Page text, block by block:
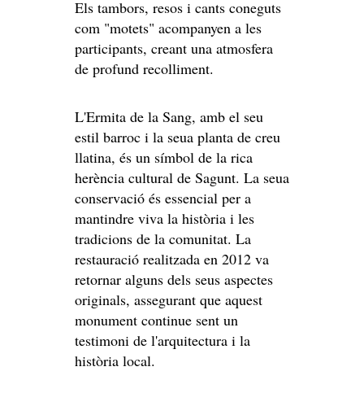
Els tambors, resos i cants coneguts
com "motets" acompanyen a les
participants, creant una atmosfera
de profund recolliment.
L'Ermita de la Sang, amb el seu
estil barroc i la seua planta de creu
llatina, és un símbol de la rica
herència cultural de Sagunt. La seua
conservació és essencial per a
mantindre viva la història i les
tradicions de la comunitat. La
restauració realitzada en 2012 va
retornar alguns dels seus aspectes
originals, assegurant que aquest
monument continue sent un
testimoni de l'arquitectura i la
història local.